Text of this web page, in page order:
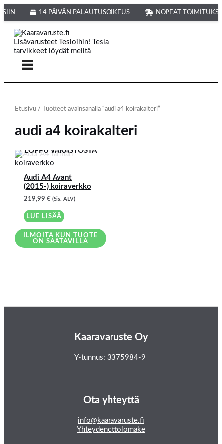
14 PÄIVÄN PALAUTUSOIKEUS NOPEAT
Siirry
sisältöön
Etusivu / Tuotteet avainsanalla “audi a4 koirakalteri”
audi a4 koirakalteri
LOPPU VARASTOSTA
Audi A4 Avant
(2015-) koiraverkko
219,99 € (Sis. ALV)
LUE LISÄÄ
ILMOITA KUN TUOTE
ON SAATAVILLA
Kaaravaruste Oy
Y-tunnus: 3375984-9
Ota yhteyttä
info@kaaravaruste.fi
Yhteydenottolomake